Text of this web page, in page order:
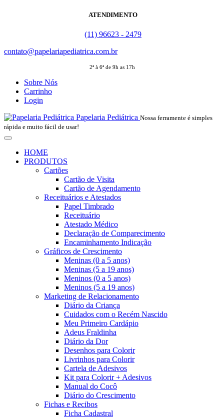
ATENDIMENTO
(11) 96623 - 2479
contato@papelariapediatrica.com.br
2ª à 6ª de 9h as 17h
Sobre Nós
Carrinho
Login
Papelaria Pediátrica Nossa ferramente é simples
rápida e muito fácil de usar!
HOME
PRODUTOS
Cartões
Cartão de Visita
Cartão de Agendamento
Receituários e Atestados
Papel Timbrado
Receituário
Atestado Médico
Declaração de Comparecimento
Encaminhamento Indicação
Gráficos de Crescimento
Meninas (0 a 5 anos)
Meninas (5 a 19 anos)
Meninos (0 a 5 anos)
Meninos (5 a 19 anos)
Marketing de Relacionamento
Diário da Criança
Cuidados com o Recém Nascido
Meu Primeiro Cardápio
Adeus Fraldinha
Diário da Dor
Desenhos para Colorir
Livrinhos para Colorir
Cartela de Adesivos
Kit para Colorir + Adesivos
Manual do Cocô
Diário do Crescimento
Fichas e Recibos
Ficha Cadastral